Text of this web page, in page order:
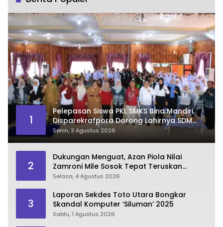
1
Pelepasan Siswa PKL SMKS Bina Mandiri,
Disparekrafpora Dorong Lahirnya SDM
Pariwisata Unggul
Senin, 3 Agustus 2026
2
Dukungan Menguat, Azan Piola Nilai
Zamroni Mile Sosok Tepat Teruskan
Pembangunan Bone Bolango
Selasa, 4 Agustus 2026
3
Laporan Sekdes Toto Utara Bongkar
Skandal Komputer ‘Siluman’ 2025
Sabtu, 1 Agustus 2026